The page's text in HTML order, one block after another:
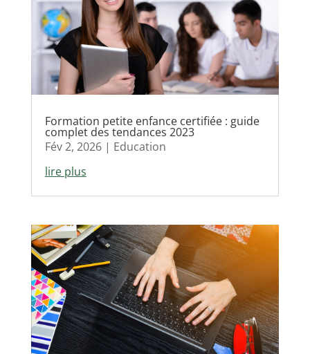
Formation petite enfance certifiée : guide
complet des tendances 2023
Fév 2, 2026| Education
lire plus